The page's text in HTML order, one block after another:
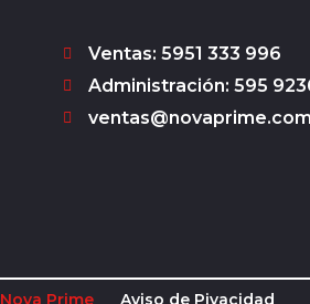
Ventas: 5951 333 996
Administración: 595
Nova Prime Aviso de Pivacidad